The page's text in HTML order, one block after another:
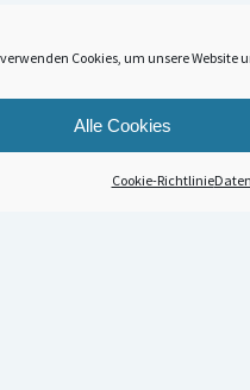
Cookies, um unsere Website
Alle Cookies
Cookie-Richtlinie